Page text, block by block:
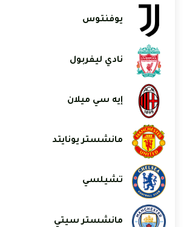
يوفنتوس
نادي ليفربول
إيه سي ميلان
مانشستر يونايتد
تشيلسي
مانشستر سيتي